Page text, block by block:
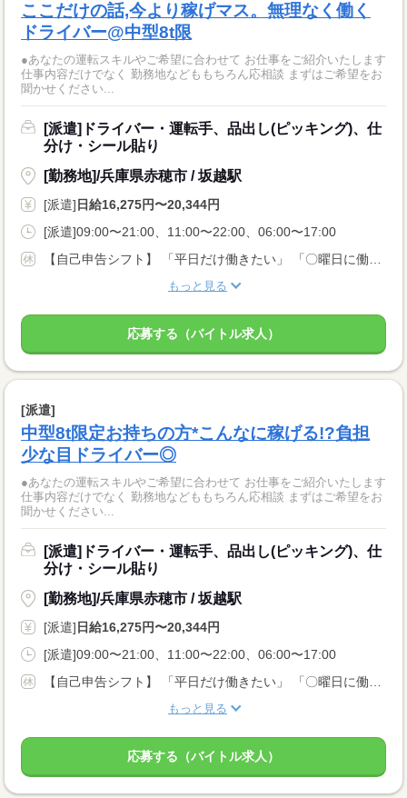
ここだけの話,今より稼げマス。無理なく働く
ドライバー@中型8t限
●あなたの運転スキルやご希望に合わせて お仕事をご紹介いたします
仕事内容だけでなく 勤務地などももちろん応相談 まずはご希望をお
聞かせください...
[派遣]ドライバー・運転手、品出し(ピッキング)、仕
分け・シール貼り
[勤務地]/兵庫県赤穂市 / 坂越駅
[派遣] 日給16,275円〜20,344円
[派遣]09:00〜21:00、11:00〜22:00、06:00〜17:00
【自己申告シフト】 「平日だけ働きたい」 「〇曜日に働きたい」 など、働き方は自分で選べます。 曜日・時間についてのご希望も 面談の際に教えてくださいね ※こちらは8t限定中型免許以上のお仕事の例です
もっと見る
応募する（バイトル求人）
[派遣]
中型8t限定お持ちの方*こんなに稼げる!?負担
少な目ドライバー◎
●あなたの運転スキルやご希望に合わせて お仕事をご紹介いたします
仕事内容だけでなく 勤務地などももちろん応相談 まずはご希望をお
聞かせください...
[派遣]ドライバー・運転手、品出し(ピッキング)、仕
分け・シール貼り
[勤務地]/兵庫県赤穂市 / 坂越駅
[派遣] 日給16,275円〜20,344円
[派遣]09:00〜21:00、11:00〜22:00、06:00〜17:00
【自己申告シフト】 「平日だけ働きたい」 「〇曜日に働きたい」 など、働き方は自分で選べます。 曜日・時間についてのご希望も 面談の際に教えてくださいね ※こちらは中型8t限定免許以上のお仕事の例です
もっと見る
応募する（バイトル求人）